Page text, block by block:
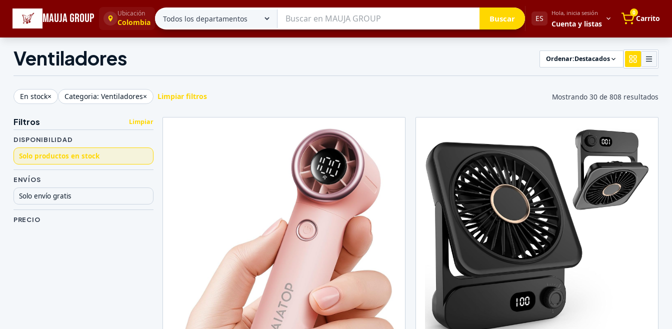
MAUJA GROUP Ubicación
Colombia Buscar ES
Hola, inicia sesión
Cuenta y listas
Mis direcciones
Configuración
0
Carrito
☰ Categorías
Ventiladores Ordenar:Destacados
En stock× Categoria: Ventiladores× Limpiar filtros Mostrando30 de808 resultados
Filtros Limpiar
DISPONIBILIDAD
Solo productos en stock
ENVÍOS
Solo envío gratis
PRECIO